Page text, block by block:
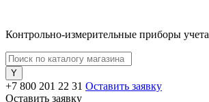
Контрольно-измерительные приборы учета
+7 800 201 22 31 Оставить заявку
Оставить заявку